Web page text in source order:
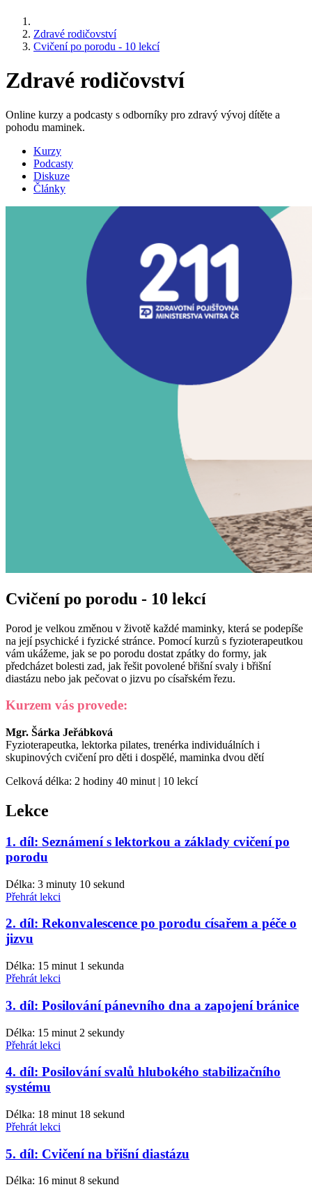
Zdravé rodičovství
Cvičení po porodu - 10 lekcí
Zdravé rodičovství
Online kurzy a podcasty s odborníky pro zdravý vývoj dítěte a
pohodu maminek.
Kurzy
Podcasty
Diskuze
Články
Cvičení po porodu - 10 lekcí
Porod je velkou změnou v životě každé maminky, která se podepíše
na její psychické i fyzické stránce. Pomocí kurzů s fyzioterapeutkou
vám ukážeme, jak se po porodu dostat zpátky do formy, jak
předcházet bolesti zad, jak řešit povolené břišní svaly i břišní
diastázu nebo jak pečovat o jizvu po císařském řezu.
Kurzem vás provede:
Mgr. Šárka Jeřábková
Fyzioterapeutka, lektorka pilates, trenérka individuálních i
skupinových cvičení pro děti i dospělé, maminka dvou dětí
Celková délka: 2 hodiny 40 minut | 10 lekcí
Lekce
1. díl: Seznámení s lektorkou a základy cvičení po
porodu
Délka: 3 minuty 10 sekund
Přehrát lekci
2. díl: Rekonvalescence po porodu císařem a péče o
jizvu
Délka: 15 minut 1 sekunda
Přehrát lekci
3. díl: Posilování pánevního dna a zapojení bránice
Délka: 15 minut 2 sekundy
Přehrát lekci
4. díl: Posilování svalů hlubokého stabilizačního
systému
Délka: 18 minut 18 sekund
Přehrát lekci
5. díl: Cvičení na břišní diastázu
Délka: 16 minut 8 sekund